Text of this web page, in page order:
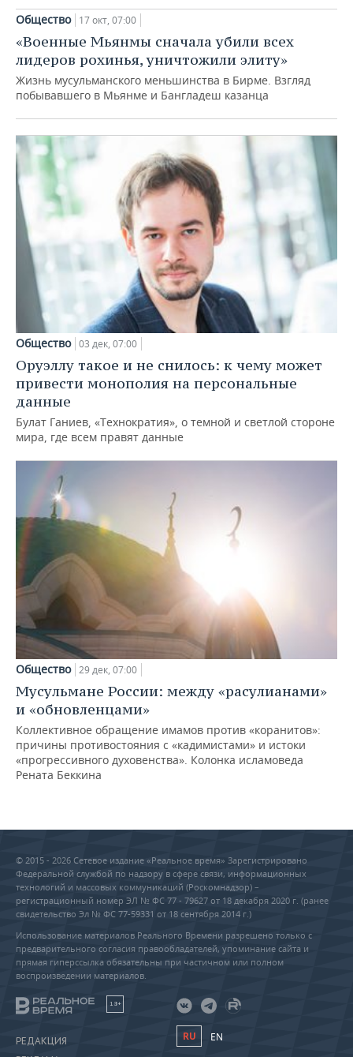
Общество 17 окт, 07:00
«Военные Мьянмы сначала убили всех
лидеров рохинья, уничтожили элиту»
Жизнь мусульманского меньшинства в Бирме. Взгляд
побывавшего в Мьянме и Бангладеш казанца
Общество
Культурные коды в поддержку
татарского: «Алифба» на иконке,
зашитый рот и «Энгель-хранитель»
08 ноя, 07:00
Общество 03 дек, 07:00
Оруэллу такое и не снилось: к чему может
привести монополия на персональные
данные
Булат Ганиев, «Технократия», о темной и светлой стороне
мира, где всем правят данные
Общество 29 дек, 07:00
Мусульмане России: между «расулианами»
и «обновленцами»
Коллективное обращение имамов против «коранитов»:
причины противостояния с «кадимистами» и истоки
«прогрессивного духовенства». Колонка исламоведа
Рената Беккина
© 2015 - 2026 Сетевое издание «Реальное время» Зарегистрировано
Федеральной службой по надзору в сфере связи, информационных
технологий и массовых коммуникаций (Роскомнадзор) –
регистрационный номер ЭЛ № ФС 77 - 79627 от 18 декабря 2020 г. (ранее
свидетельство Эл № ФС 77-59331 от 18 сентября 2014 г.)
Использование материалов Реального Времени разрешено только с
предварительного согласия правообладателей, упоминание сайта и
прямая гиперссылка обязательны при частичном или полном
воспроизведении материалов.
18+
РЕДАКЦИЯ
RU EN